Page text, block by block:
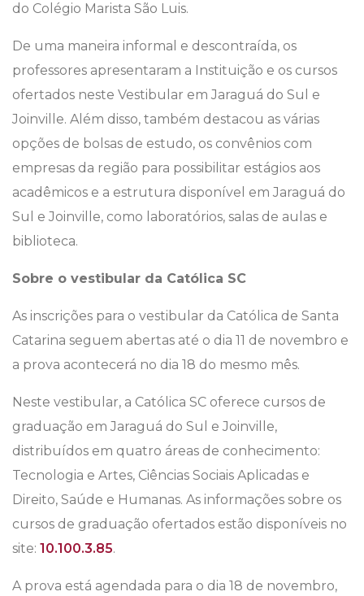
do Colégio Marista São Luis.
De uma maneira informal e descontraída, os
professores apresentaram a Instituição e os cursos
ofertados neste Vestibular em Jaraguá do Sul e
Joinville. Além disso, também destacou as várias
opções de bolsas de estudo, os convênios com
empresas da região para possibilitar estágios aos
acadêmicos e a estrutura disponível em Jaraguá do
Sul e Joinville, como laboratórios, salas de aulas e
biblioteca.
Sobre o vestibular da Católica SC
As inscrições para o vestibular da Católica de Santa
Catarina seguem abertas até o dia 11 de novembro e
a prova acontecerá no dia 18 do mesmo mês.
Neste vestibular, a Católica SC oferece cursos de
graduação em Jaraguá do Sul e Joinville,
distribuídos em quatro áreas de conhecimento:
Tecnologia e Artes, Ciências Sociais Aplicadas e
Direito, Saúde e Humanas. As informações sobre os
cursos de graduação ofertados estão disponíveis no
site: 10.100.3.85.
A prova está agendada para o dia 18 de novembro,